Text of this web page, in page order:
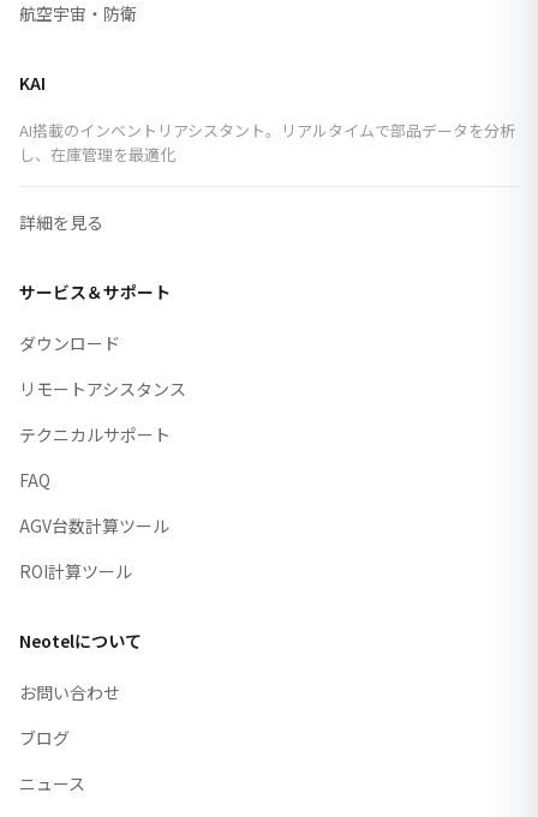
航空宇宙・防衛
KAI
AI搭載のインベントリアシスタント。リアルタイムで部品データを分析
し、在庫管理を最適化
詳細を見る
サービス＆サポート
ダウンロード
リモートアシスタンス
テクニカルサポート
FAQ
AGV台数計算ツール
ROI計算ツール
Neotelについて
お問い合わせ
ブログ
ニュース